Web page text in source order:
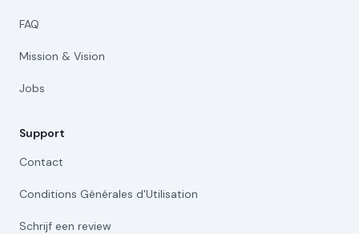
FAQ
Mission & Vision
Jobs
Support
Contact
Conditions Générales d'Utilisation
Schrijf een review